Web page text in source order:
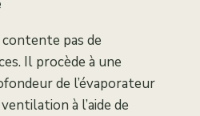
pas de
Il procède à une
de l’évaporateur
à l’aide de